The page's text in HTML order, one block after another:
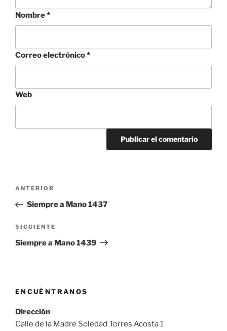
Nombre*
Correo electrónico*
Web
Navegación
entradas
Entrada
anterior:
ANTERIOR
Siempre a Mano 1437
Siguiente
entrada
SIGUIENTE
Siempre a Mano 1439
ENCUÉNTRANOS
Dirección
Calle de la Madre Soledad Torres Acosta 1